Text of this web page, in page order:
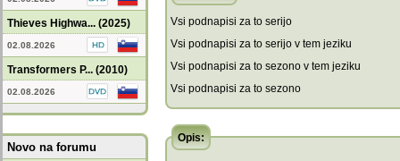
Thieves Highwa... (2025)
02.08.2026
Transformers P... (2010)
02.08.2026
Novo na forumu
Vsi podnapisi za to serijo
Vsi podnapisi za to serijo v tem jeziku
Vsi podnapisi za to sezono v tem jeziku
Vsi podnapisi za to sezono
Opis: